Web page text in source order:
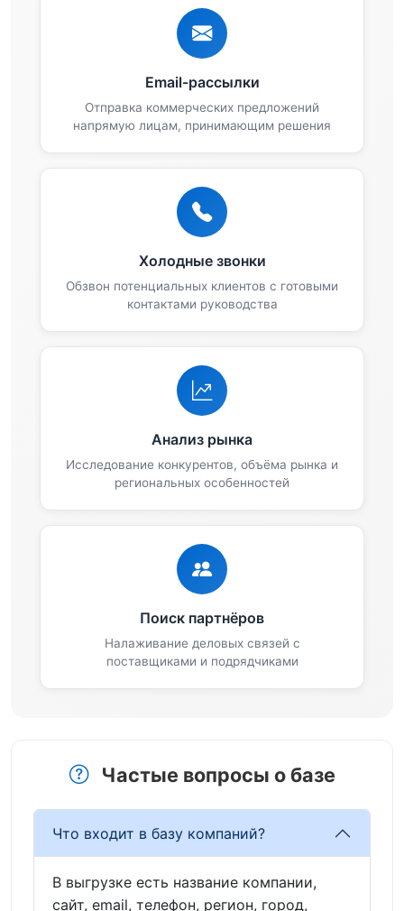
Email-рассылки
Отправка коммерческих предложений
напрямую лицам, принимающим решения
Холодные звонки
Обзвон потенциальных клиентов с готовыми
контактами руководства
Анализ рынка
Исследование конкурентов, объёма рынка и
региональных особенностей
Поиск партнёров
Налаживание деловых связей с
поставщиками и подрядчиками
Частые вопросы о базе
Что входит в базу компаний?
В выгрузке есть название компании,
сайт, email, телефон, регион, город,